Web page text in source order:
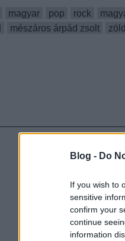
Blog - Do
If you wish to
sensitive
confirm your
continue
information
magyar pop rock
mészáros árpád zsolt